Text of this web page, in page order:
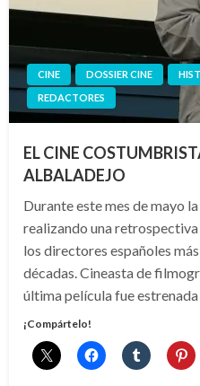
CINE DOSSIER CINE
REDACTORES
EL CINE
ALBALADEJO
Durante este mes de mayo
realizando una
los directores españoles
décadas. Cineasta de
última película fue
¡Compártelo!